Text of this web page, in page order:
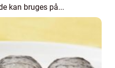
kan bruges på...